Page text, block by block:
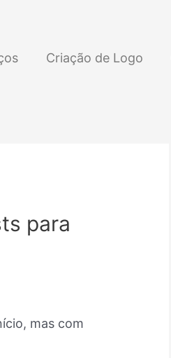
Criação de Logo
para
mas com